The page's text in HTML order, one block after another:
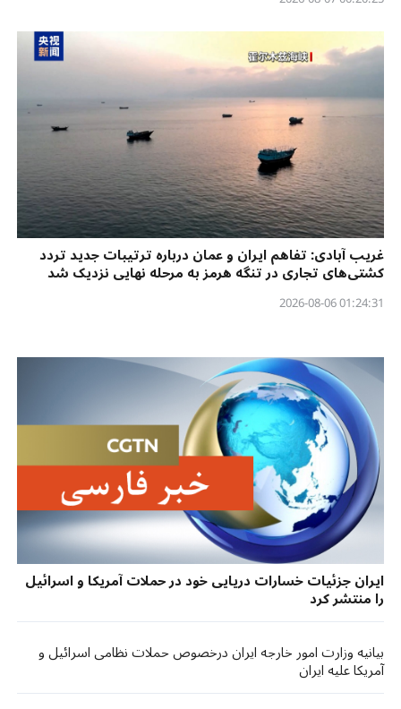
غریب آبادی: تفاهم ایران و عمان درباره ترتیبات جدید تردد
کشتی‌های تجاری در تنگه هرمز به مرحله نهایی نزدیک شد
01:24:31 2026-08-06
ایران جزئیات خسارات دریایی خود در حملات آمریکا و اسرائیل
را منتشر کرد
بیانیه وزارت امور خارجه ایران درخصوص حملات نظامی اسرائیل و
آمریکا علیه ایران